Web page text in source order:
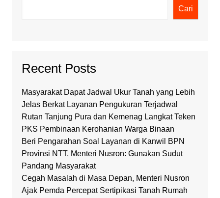
Cari
Recent Posts
Masyarakat Dapat Jadwal Ukur Tanah yang Lebih
Jelas Berkat Layanan Pengukuran Terjadwal
Rutan Tanjung Pura dan Kemenag Langkat Teken
PKS Pembinaan Kerohanian Warga Binaan
Beri Pengarahan Soal Layanan di Kanwil BPN
Provinsi NTT, Menteri Nusron: Gunakan Sudut
Pandang Masyarakat
Cegah Masalah di Masa Depan, Menteri Nusron
Ajak Pemda Percepat Sertipikasi Tanah Rumah